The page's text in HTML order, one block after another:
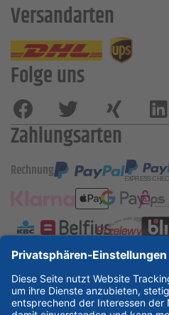
Versandarten
Folge uns
Zahlungsarten
Rechnung
ESSKA International
new new